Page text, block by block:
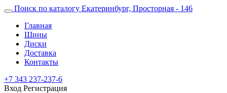
Поиск по каталогу Екатеринбург, Просторная - 146
Главная
Шины
Диски
Доставка
Контакты
+7 343 237-237-6
Вход Регистрация